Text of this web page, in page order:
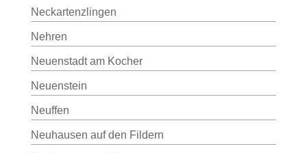
Neckartenzlingen
Nehren
Neuenstadt am Kocher
Neuenstein
Neuffen
Neuhausen auf den Fildern